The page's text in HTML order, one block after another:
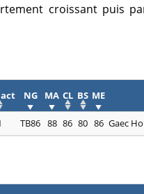
croissant puis
NG MA CL BS ME
TB86 88 86 80 86 Gaec